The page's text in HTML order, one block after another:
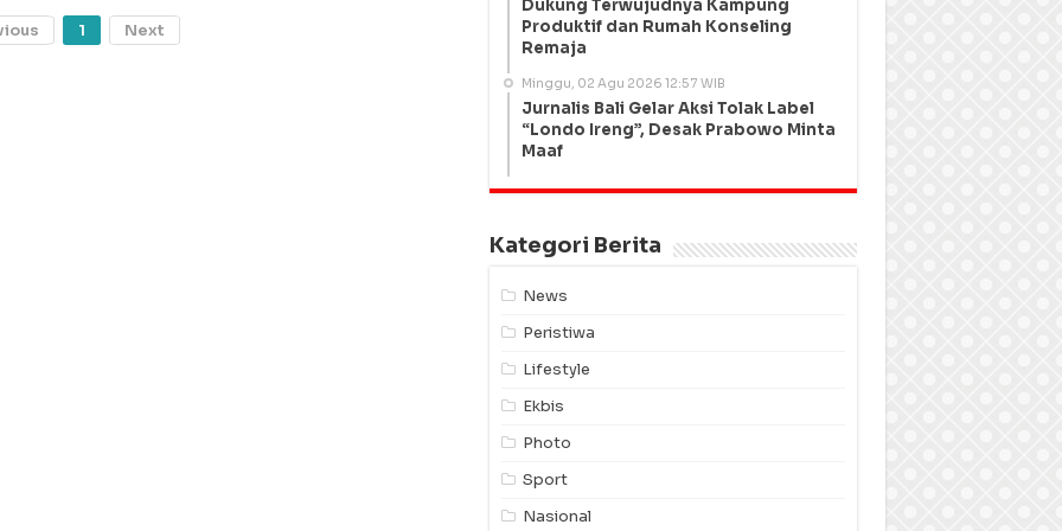
1 Next
Dukung Terwujudnya Kampung
Produktif dan Rumah Konseling
Remaja
Minggu, 02 Agu 2026 12:57 WIB
Jurnalis Bali Gelar Aksi Tolak Label
“Londo Ireng”, Desak Prabowo Minta
Maaf
Kategori Berita
News
Peristiwa
Lifestyle
Ekbis
Photo
Sport
Nasional